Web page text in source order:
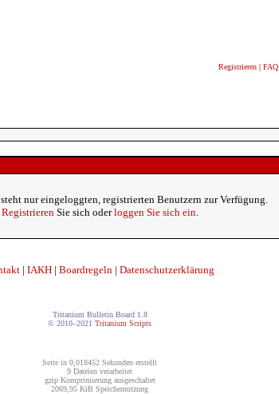
Registrieren | FAQ
nur eingeloggten, registrierten Benutzern zur Verfügung.
RegistrierenSie sich oderloggen Sie sich ein.
| IAKH | Boardregeln | Datenschutzerklärung
Tritanium Bulletin Board 1.8
© 2010–2021 Tritanium Scripts
Seite in 0,018452 Sekunden erstellt
9 Dateien verarbeitet
gzip Komprimierung ausgeschaltet
2069,95 KiB Speichernutzung